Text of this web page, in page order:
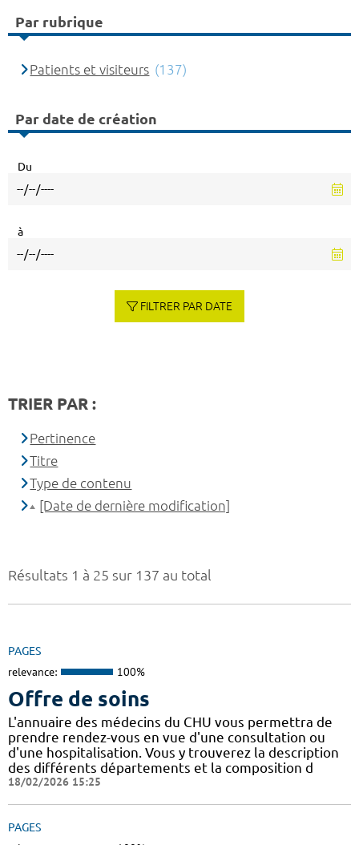
Résultats 1 à 25 sur 137 au total
PAGES
relevance: 100%
Offre de soins
L'annuaire des médecins du CHU vous permettra de
prendre rendez-vous en vue d'une consultation ou
d'une hospitalisation. Vous y trouverez la description
des différents départements et la composition d
18/02/2026 15:25
PAGES
Par rubrique
Patients et visiteurs (137)
Par date de création
Du
à
FILTRER PAR DATE
TRIER PAR :
Pertinence
Titre
Type de contenu
[Date de dernière modification]